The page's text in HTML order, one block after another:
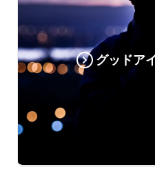
グッドア